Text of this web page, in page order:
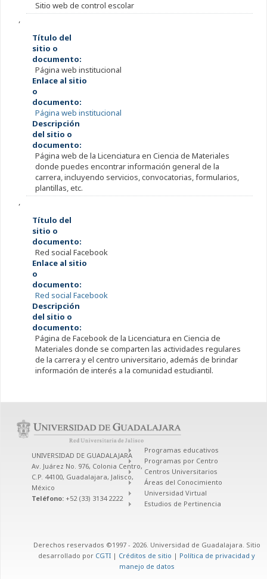
Sitio web de control escolar
,
Título del
sitio o
documento:
Página web institucional
Enlace al sitio
o
documento:
Página web institucional
Descripción
del sitio o
documento:
Página web de la Licenciatura en Ciencia de Materiales
donde puedes encontrar información general de la
carrera, incluyendo servicios, convocatorias, formularios,
plantillas, etc.
,
Título del
sitio o
documento:
Red social Facebook
Enlace al sitio
o
documento:
Red social Facebook
Descripción
del sitio o
documento:
Página de Facebook de la Licenciatura en Ciencia de
Materiales donde se comparten las actividades regulares
de la carrera y el centro universitario, además de brindar
información de interés a la comunidad estudiantil.
UNIVERSIDAD DE GUADALAJARA
Av. Juárez No. 976, Colonia Centro,
C.P. 44100, Guadalajara, Jalisco,
México
Teléfono: +52 (33) 3134 2222
Programas educativos
Programas por Centro
Centros Universitarios
Áreas del Conocimiento
Universidad Virtual
Estudios de Pertinencia
Derechos reservados ©1997 - 2026. Universidad de Guadalajara. Sitio
desarrollado por CGTI | Créditos de sitio | Política de privacidad y
manejo de datos